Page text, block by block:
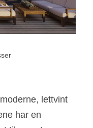
lettvint
har en